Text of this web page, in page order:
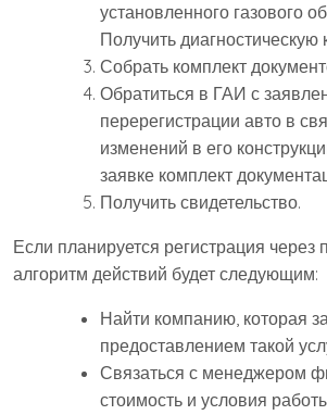
установленного газового
Получить диагностическую
Собрать комплект
Обратиться в ГАИ с
перерегистрации авто в
изменений в его
заявке комплект
Получить свидетельство.
Если планируется регистрация через
алгоритм действий будет следующим:
Найти компанию, которая
предоставлением такой
Связаться с менеджером
стоимость и условия